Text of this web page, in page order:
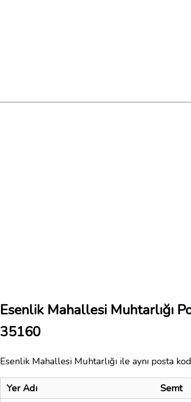
Esenlik Mahallesi Muhtarlığı
35160
Esenlik Mahallesi Muhtarlığı ile aynı posta
Yer Adı
Semt